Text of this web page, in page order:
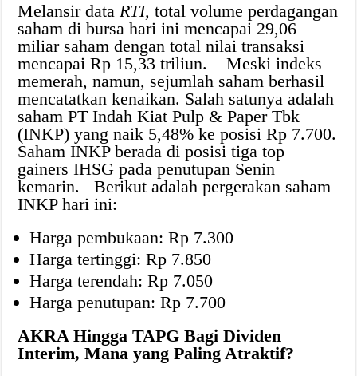
Melansir data RTI, total volume perdagangan
saham di bursa hari ini mencapai 29,06
miliar saham dengan total nilai transaksi
mencapai Rp 15,33 triliun. Meski indeks
memerah, namun, sejumlah saham berhasil
mencatatkan kenaikan. Salah satunya adalah
saham PT Indah Kiat Pulp & Paper Tbk
(INKP) yang naik 5,48% ke posisi Rp 7.700.
Saham INKP berada di posisi tiga top
gainers IHSG pada penutupan Senin
kemarin. Berikut adalah pergerakan saham
INKP hari ini:
Harga pembukaan: Rp 7.300
Harga tertinggi: Rp 7.850
Harga terendah: Rp 7.050
Harga penutupan: Rp 7.700
AKRA Hingga TAPG Bagi Dividen
Interim, Mana yang Paling Atraktif?